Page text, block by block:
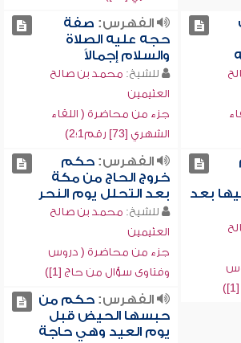
الفهرس: صفة
حجه عليه الصلاة
والسلام إجمالاً
للشيخ: محمد بن صالح
العثيمين
جزء من محاضرة ( اللقاء
الشهري [73] رقم1؛2)
بعد
الفهرس:حكم
خروج الحاج من مكة
بعد التحلل يوم النحر
للشيخ: محمد بن صالح
العثيمين
جزء من محاضرة ( دروس
وفتاوى سؤال من حاج [1])
الفهرس:حكم من
حبسها الحيض قبل
يوم العيد وهي حاجة